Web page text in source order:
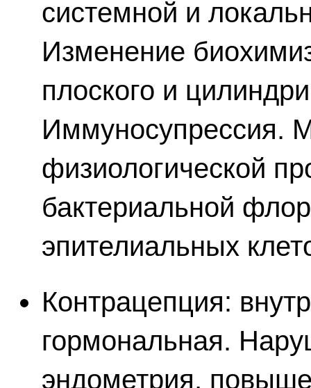
системной и
Изменение
плоского и
Иммуносупрессия.
физиологической
бактериальной
эпителиальных
Контрацепция:
гормональная.
эндометрия,